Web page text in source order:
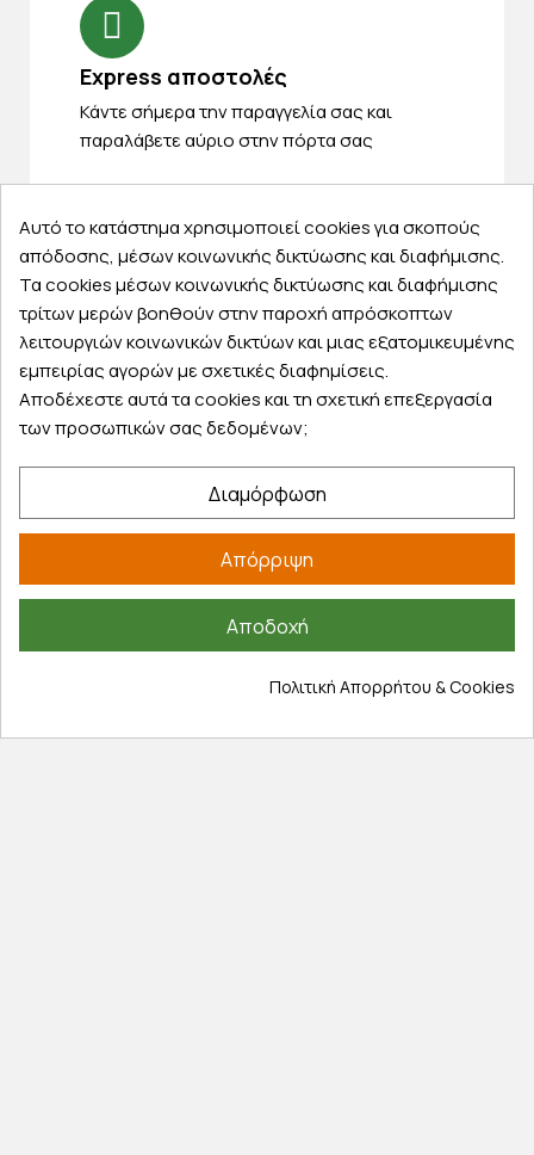
Express αποστολές
Κάντε σήμερα την παραγγελία σας και
παραλάβετε αύριο στην πόρτα σας
Εξυπηρέτηση πελατών
Λογαριασμός
Τα αγαπημένα μου
Τρόποι παραγγελίας
Τρόποι πληρωμής
Έξοδα αποστολής
Επιστροφές προϊοντων
Εξέλιξη παραγγελίας
Πληροφορίες
Σχετικά με εμάς
Αυτό το κατάστημα χρησιμοποιεί cookies για σκοπούς
απόδοσης, μέσων κοινωνικής δικτύωσης και διαφήμισης.
Τα cookies μέσων κοινωνικής δικτύωσης και διαφήμισης
τρίτων μερών βοηθούν στην παροχή απρόσκοπτων
λειτουργιών κοινωνικών δικτύων και μιας εξατομικευμένης
εμπειρίας αγορών με σχετικές διαφημίσεις.
Αποδέχεστε αυτά τα cookies και τη σχετική επεξεργασία
των προσωπικών σας δεδομένων;
Διαμόρφωση
Απόρριψη
Αποδοχή
Πολιτική Απορρήτου & Cookies